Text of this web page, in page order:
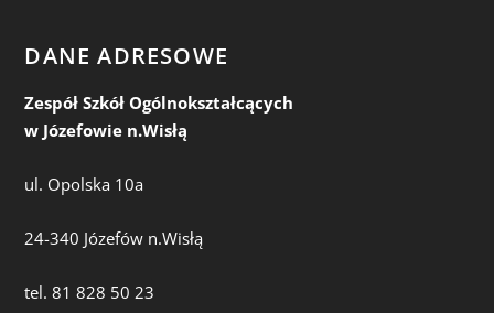
DANE ADRESOWE
Zespół Szkół Ogólnokształcących
w Józefowie n.Wisłą
ul. Opolska 10a
24-340 Józefów n.Wisłą
tel. 81 828 50 23